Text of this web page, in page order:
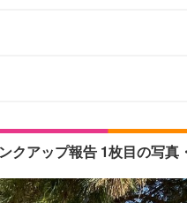
クアップ報告 1枚目の写真